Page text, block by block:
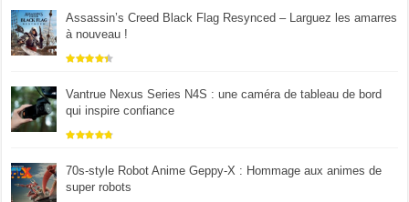
Assassin’s Creed Black Flag Resynced – Larguez les amarres
à nouveau !
Vantrue Nexus Series N4S : une caméra de tableau de bord
qui inspire confiance
70s-style Robot Anime Geppy-X : Hommage aux animes de
super robots